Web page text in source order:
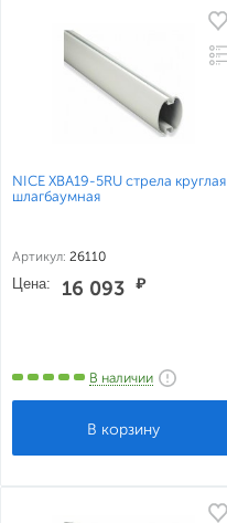
NICE XBA19-5RU стрела круглая
шлагбаумная
Артикул: 26110
Цена: 16 093 ₽
В наличии